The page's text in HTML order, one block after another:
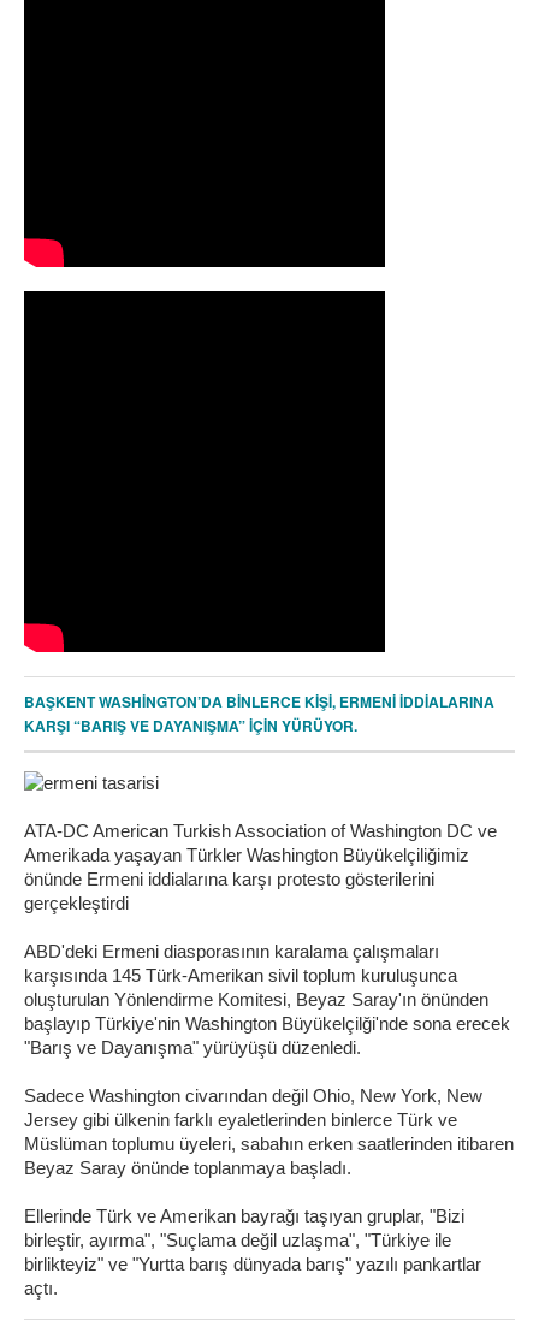
BAŞKENT WASHİNGTON’DA BİNLERCE KİŞİ, ERMENİ İDDİALARINA
KARŞI “BARIŞ VE DAYANIŞMA” İÇİN YÜRÜYOR.
ATA-DC American Turkish Association of Washington DC ve
Amerikada yaşayan Türkler Washington Büyükelçiliğimiz
önünde Ermeni iddialarına karşı protesto gösterilerini
gerçekleştirdi
ABD'deki Ermeni diasporasının karalama çalışmaları
karşısında 145 Türk-Amerikan sivil toplum kuruluşunca
oluşturulan Yönlendirme Komitesi, Beyaz Saray'ın önünden
başlayıp Türkiye'nin Washington Büyükelçilği'nde sona erecek
"Barış ve Dayanışma" yürüyüşü düzenledi.
Sadece Washington civarından değil Ohio, New York, New
Jersey gibi ülkenin farklı eyaletlerinden binlerce Türk ve
Müslüman toplumu üyeleri, sabahın erken saatlerinden itibaren
Beyaz Saray önünde toplanmaya başladı.
Ellerinde Türk ve Amerikan bayrağı taşıyan gruplar, "Bizi
birleştir, ayırma", "Suçlama değil uzlaşma", "Türkiye ile
birlikteyiz" ve "Yurtta barış dünyada barış" yazılı pankartlar
açtı.